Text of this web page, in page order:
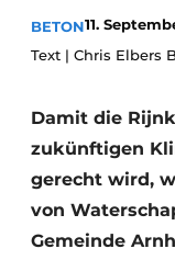
Videos
BETON11.
Text | Chris Elbers
Damit die
zukünftigen
gerecht wird,
von
Gemeinde